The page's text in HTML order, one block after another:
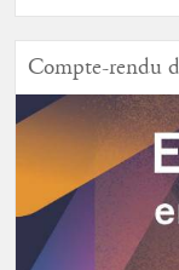
Compte-rendu